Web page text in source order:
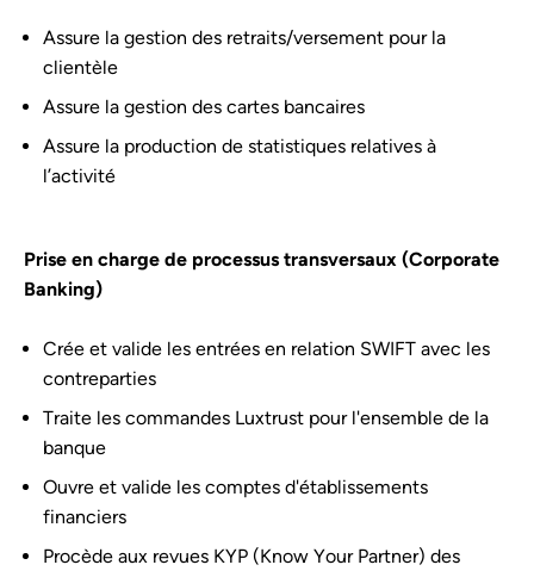
Assure la gestion des retraits/versement pour la
clientèle
Assure la gestion des cartes bancaires
Assure la production de statistiques relatives à
l’activité
Prise en charge de processus transversaux (Corporate
Banking)
Crée et valide les entrées en relation SWIFT avec les
contreparties
Traite les commandes Luxtrust pour l'ensemble de la
banque
Ouvre et valide les comptes d'établissements
financiers
Procède aux revues KYP (Know Your Partner) des